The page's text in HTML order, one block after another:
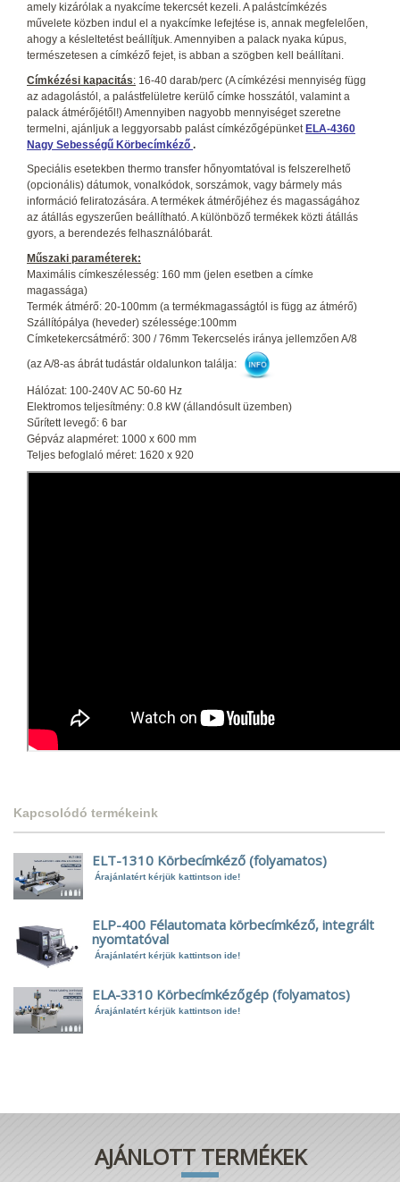
amely kizárólak a nyakcíme tekercsét kezeli. A palástcímkézés
művelete közben indul el a nyakcímke lefejtése is, annak megfelelően,
ahogy a késleltetést beállítjuk. Amennyiben a palack nyaka kúpus,
természetesen a címkéző fejet, is abban a szögben kell beállítani.
Címkézési kapacitás: 16-40 darab/perc (A címkézési mennyiség függ
az adagolástól, a palástfelületre kerülő címke hosszától, valamint a
palack átmérőjétől!) Amennyiben nagyobb mennyiséget szeretne
termelni, ajánljuk a leggyorsabb palást címkézőgépünket ELA-4360
Nagy Sebességű Körbecímkéző .
Speciális esetekben thermo transfer hőnyomtatóval is felszerelhető
(opcionális) dátumok, vonalkódok, sorszámok, vagy bármely más
információ feliratozására. A termékek átmérőjéhez és magasságához
az átállás egyszerűen beállítható. A különböző termékek közti átállás
gyors, a berendezés felhasználóbarát.
Műszaki paraméterek:
Maximális címkeszélesség: 160 mm (jelen esetben a címke
magassága)
Termék átmérő: 20-100mm (a termékmagasságtól is függ az átmérő)
Szállítópálya (heveder) szélessége:100mm
Címketekercsátmérő: 300 / 76mm Tekercselés iránya jellemzően A/8
(az A/8-as ábrát tudástár oldalunkon találja:
Hálózat: 100-240V AC 50-60 Hz
Elektromos teljesítmény: 0.8 kW (állandósult üzemben)
Sűrített levegő: 6 bar
Gépváz alapméret: 1000 x 600 mm
Teljes befoglaló méret: 1620 x 920
Kapcsolódó termékeink
ELT-1310 Körbecímkéző (folyamatos)
Árajánlatért kérjük kattintson ide!
ELP-400 Félautomata körbecímkéző, integrált
nyomtatóval
Árajánlatért kérjük kattintson ide!
ELA-3310 Körbecímkézőgép (folyamatos)
Árajánlatért kérjük kattintson ide!
AJÁNLOTT TERMÉKEK